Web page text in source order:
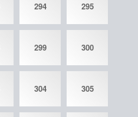
294 295
299 300
304 305